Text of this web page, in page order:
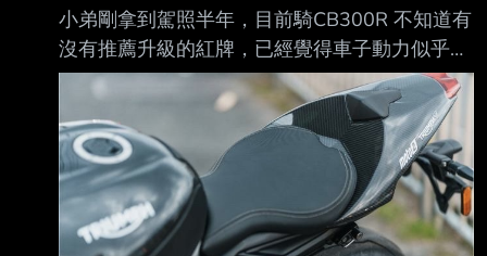
小弟剛拿到駕照半年，目前騎CB300R 不知道有
沒有推薦升級的紅牌，已經覺得車子動力似乎不
太夠了 考慮購入二手車，預算約20以內 因為是
停大樓的機車格，不能太大台的 --